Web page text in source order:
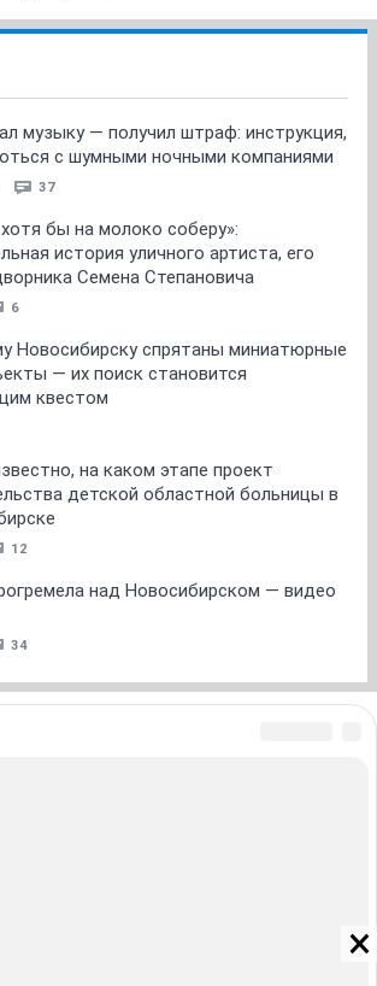
музыку — получил штраф: инструкция,
с шумными ночными компаниями
37
бы на молоко соберу»:
история уличного артиста, его
Семена Степановича
6
Новосибирску спрятаны миниатюрные
— их поиск становится
квестом
на каком этапе проект
детской областной больницы в
12
над Новосибирском — видео
34